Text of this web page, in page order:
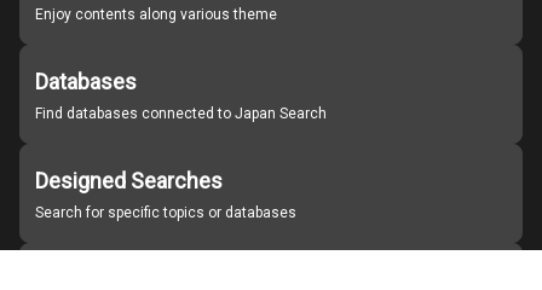
Enjoy contents along various theme
Databases
Find databases connected to Japan Search
Designed Searches
Search for specific topics or databases